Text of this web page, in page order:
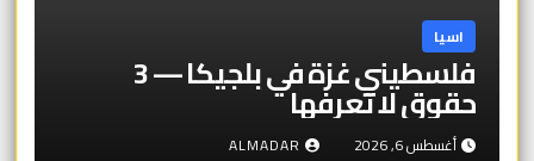
اسيا
فلسطيني غزة في بلجيكا — 3
حقوق لا تعرفها
أغسطس 6, 2026 ALMADAR